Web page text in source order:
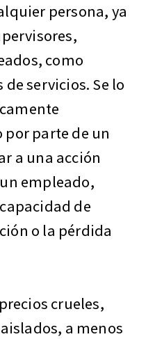
persona, ya
como
servicios. Se lo
por parte de un
a una acción
empleado,
de
o la pérdida
crueles,
a menos